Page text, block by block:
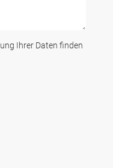
Ihrer Daten finden